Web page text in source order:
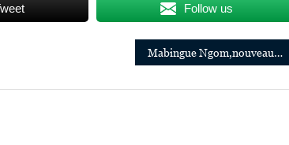
Follow us
Mabingue Ngom,nouveau directeur de l’UNFPA auprès de l’Union africaine et de la Commission économique de l’ONU pour l’Afrique